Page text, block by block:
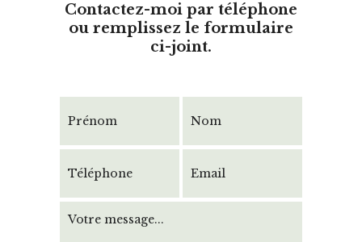
Contactez-moi par téléphone
ou remplissez le formulaire
ci-joint.